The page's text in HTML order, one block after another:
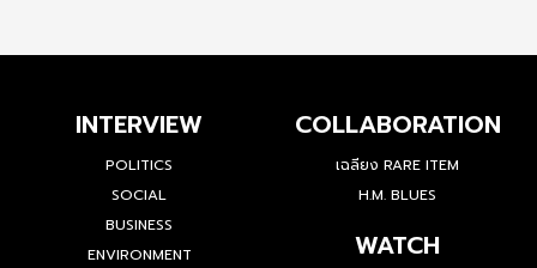
INTERVIEW
POLITICS
SOCIAL
BUSINESS
ENVIRONMENT
COLLABORATION
เฉลียง RARE ITEM
H.M. BLUES
WATCH